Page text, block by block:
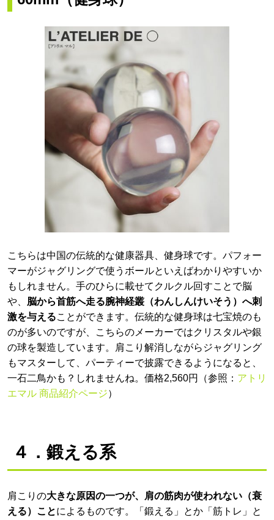
こちらは中国の伝統的な健康器具、健身球です。パフォー
マーがジャグリングで使うボールといえばわかりやすいか
もしれません。手のひらに載せてクルクル回すことで脳
や、 脳から首筋へ走る腕神経叢（わんしんけいそう）へ刺
激を与えることができます。伝統的な健身球は七宝焼のも
のが多いのですが、こちらのメーカーではクリスタルや銀
の球を製造しています。肩こり解消しながらジャグリング
もマスターして、パーティーで披露できるようになると、
一石二鳥かも？しれませんね。価格2,560円（参照： アトリ
エマル 商品紹介ページ）
４．鍛える系
肩こりの大きな原因の一つが、肩の筋肉が使われない（衰
える）ことによるものです。「鍛える」とか「筋トレ」と